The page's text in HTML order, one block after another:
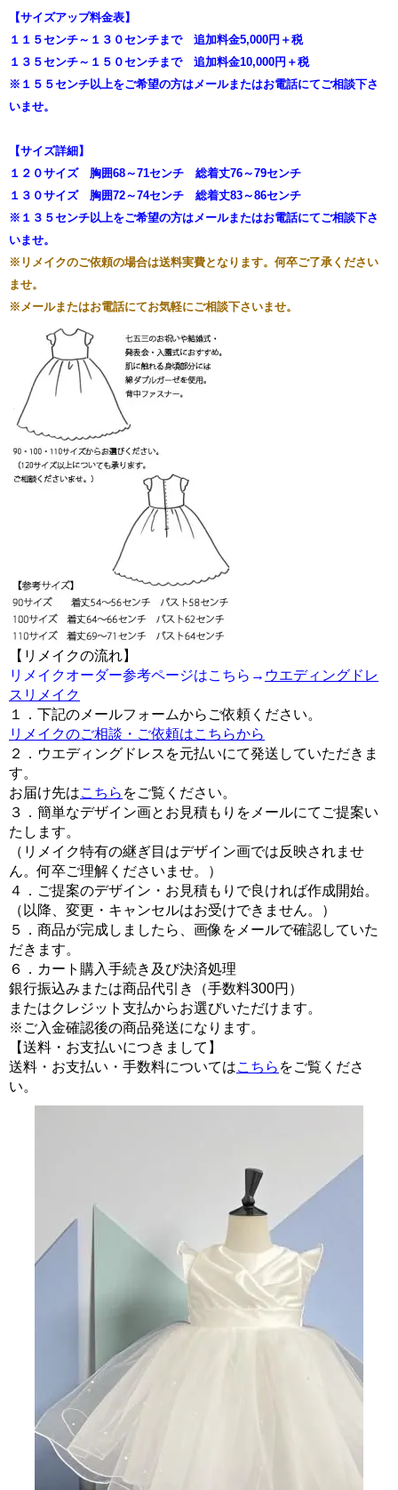
【サイズアップ料金表】
１１５センチ～１３０センチまで 追加料金5,000円＋税
１３５センチ～１５０センチまで 追加料金10,000円＋税
※１５５センチ以上をご希望の方はメールまたはお電話にてご相談下さ
いませ。
【サイズ詳細】
１２０サイズ 胸囲68～71センチ 総着丈76～79センチ
１３０サイズ 胸囲72～74センチ 総着丈83～86センチ
※１３５センチ以上をご希望の方はメールまたはお電話にてご相談下さ
いませ。
※リメイクのご依頼の場合は送料実費となります。何卒ご了承ください
ませ。
※メールまたはお電話にてお気軽にご相談下さいませ。
【リメイクの流れ】
リメイクオーダー参考ページはこちら→ ウエディングドレ
スリメイク
１．下記のメールフォームからご依頼ください。
リメイクのご相談・ご依頼はこちらから
２．ウエディングドレスを元払いにて発送していただきま
す。
お届け先はこちら をご覧ください。
３．簡単なデザイン画とお見積もりをメールにてご提案い
たします。
（リメイク特有の継ぎ目はデザイン画では反映されませ
ん。何卒ご理解くださいませ。）
４．ご提案のデザイン・お見積もりで良ければ作成開始。
（以降、変更・キャンセルはお受けできません。）
５．商品が完成しましたら、画像をメールで確認していた
だきます。
６．カート購入手続き及び決済処理
銀行振込みまたは商品代引き（手数料300円）
またはクレジット支払からお選びいただけます。
※ご入金確認後の商品発送になります。
【送料・お支払いにつきまして】
送料・お支払い・手数料についてはこちら をご覧くださ
い。